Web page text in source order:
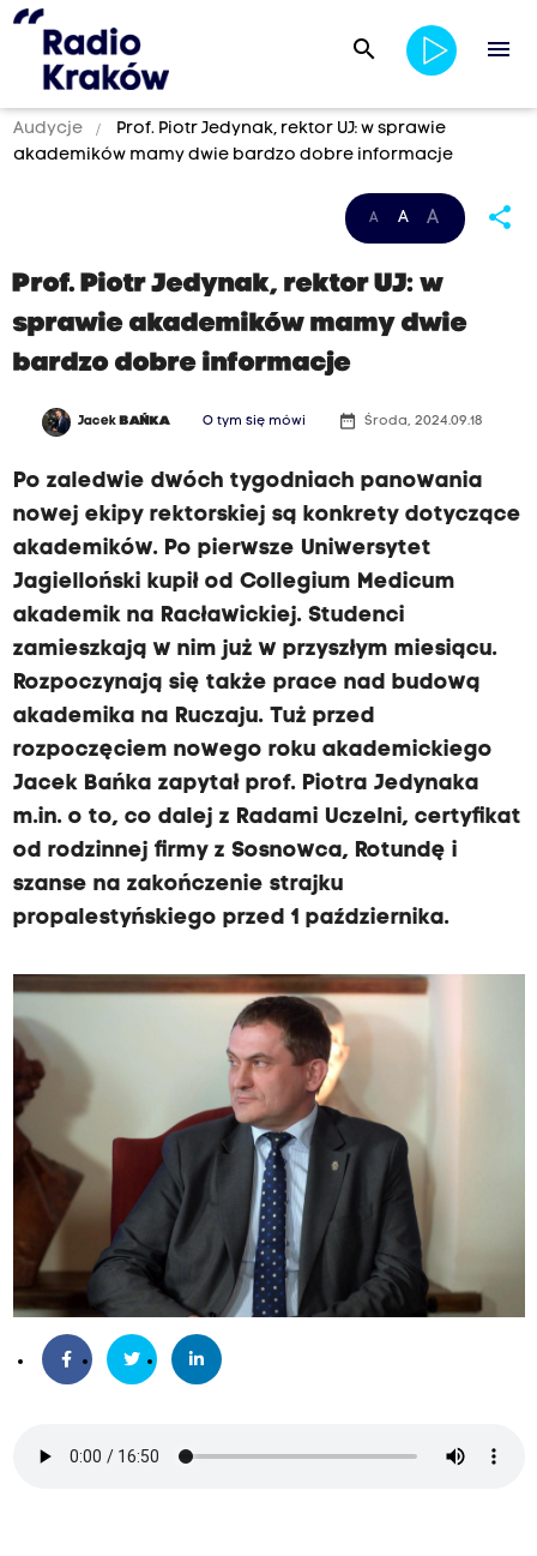
search menu
Audycje
Prof. Piotr Jedynak, rektor UJ: w sprawie
akademików mamy dwie bardzo dobre informacje
A A A share
Prof. Piotr Jedynak, rektor UJ: w
sprawie akademików mamy dwie
bardzo dobre informacje
Jacek BAŃKA O tym się mówi date_range Środa, 2024.09.18
Po zaledwie dwóch tygodniach panowania
nowej ekipy rektorskiej są konkrety dotyczące
akademików. Po pierwsze Uniwersytet
Jagielloński kupił od Collegium Medicum
akademik na Racławickiej. Studenci
zamieszkają w nim już w przyszłym miesiącu.
Rozpoczynają się także prace nad budową
akademika na Ruczaju. Tuż przed
rozpoczęciem nowego roku akademickiego
Jacek Bańka zapytał prof. Piotra Jedynaka
m.in. o to, co dalej z Radami Uczelni, certyfikat
od rodzinnej firmy z Sosnowca, Rotundę i
szanse na zakończenie strajku
propalestyńskiego przed 1 października.